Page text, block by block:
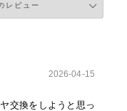
2026-04-15
交換をしようと思っ